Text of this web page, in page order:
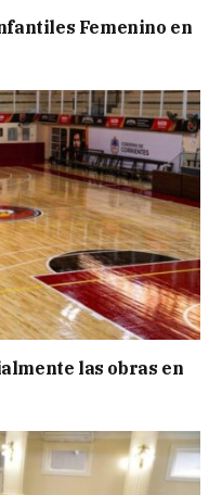
Femenino en
las obras en